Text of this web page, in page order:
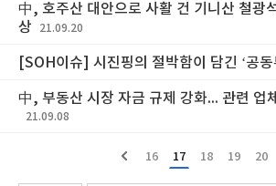
中, 호주산 대안으로 사활 건 기니산 철광
상
21.09.20
[SOH이슈] 시진핑의 절박함이 담긴 ‘공동
中, 부동산 시장 자금 규제 강화... 관련 업
21.09.08
16 17 18 19 20